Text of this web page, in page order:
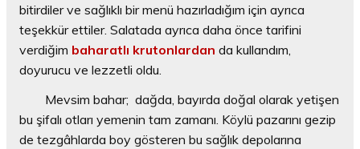
bitirdiler ve sağlıklı bir menü hazırladığım için ayrıca
teşekkür ettiler. Salatada ayrıca daha önce tarifini
verdiğim baharatlı krutonlardan da kullandım,
doyurucu ve lezzetli oldu.
Mevsim bahar; dağda, bayırda doğal olarak yetişen
bu şifalı otları yemenin tam zamanı. Köylü pazarını gezip
de tezgâhlarda boy gösteren bu sağlık depolarına